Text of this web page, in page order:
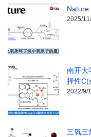
Nature
2025/
南开大
择性
2022/9/
三氧三